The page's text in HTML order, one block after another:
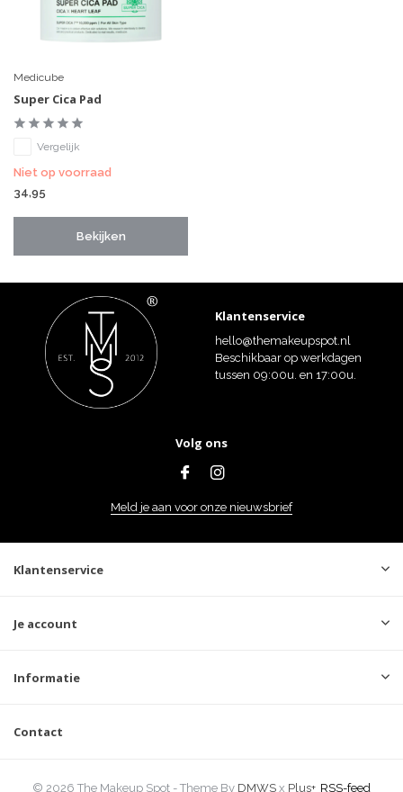
Medicube
Super Cica Pad
Vergelijk
Niet op voorraad
34,95
Bekijken
Klantenservice
hello@themakeupspot.nl
Beschikbaar op werkdagen
tussen 09:00u. en 17:00u.
Volg ons
Meld je aan voor onze nieuwsbrief
Klantenservice
Je account
Informatie
Contact
© 2026 The Makeup Spot - Theme By DMWS x Plus+ RSS-feed